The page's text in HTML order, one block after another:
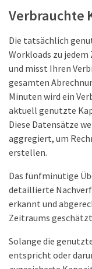
Verbrauchte
Die tatsächlich
Workloads zu
und misst Ihren
gesamten
Minuten wird ein
aktuell genutzte
Diese Datensätze
aggregiert, um
erstellen.
Das fünfminütige
detaillierte
erkannt und
Zeitraums
Solange die
entspricht oder